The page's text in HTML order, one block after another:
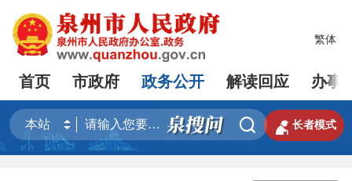
繁体
首页 市政府 政务公开 解读回应 办事
  长者模式